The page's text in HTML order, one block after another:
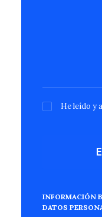
He leído y
INFORMACIÓN
DATOS